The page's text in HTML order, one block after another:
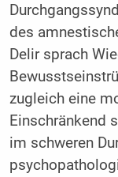
des
Delir sprach
zugleich eine
Einschränkend
im schweren